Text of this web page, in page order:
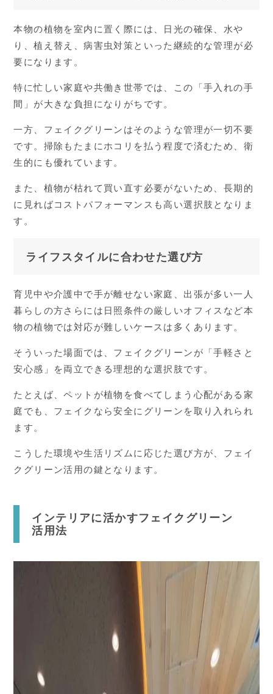
本物の植物を室内に置く際には、日光の確保、水や
り、植え替え、病害虫対策といった継続的な管理が必
要になります。
特に忙しい家庭や共働き世帯では、この「手入れの手
間」が大きな負担になりがちです。
一方、フェイクグリーンはそのような管理が一切不要
です。掃除もたまにホコリを払う程度で済むため、衛
生的にも優れています。
また、植物が枯れて買い直す必要がないため、長期的
に見ればコストパフォーマンスも高い選択肢となりま
す。
ライフスタイルに合わせた選び方
育児中や介護中で手が離せない家庭、出張が多い一人
暮らしの方さらには日照条件の厳しいオフィスなど本
物の植物では対応が難しいケースは多くあります。
そういった場面では、フェイクグリーンが「手軽さと
安心感」を両立できる理想的な選択肢です。
たとえば、ペットが植物を食べてしまう心配がある家
庭でも、フェイクなら安全にグリーンを取り入れられ
ます。
こうした環境や生活リズムに応じた選び方が、フェイ
クグリーン活用の鍵となります。
インテリアに活かすフェイクグリーン
活用法